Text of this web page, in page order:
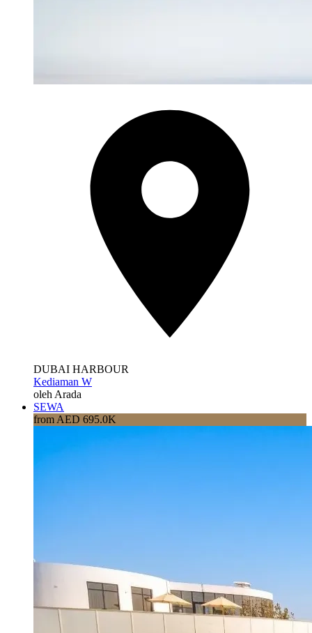
DUBAI HARBOUR
Kediaman W
oleh Arada
SEWA
from AED 695.0K